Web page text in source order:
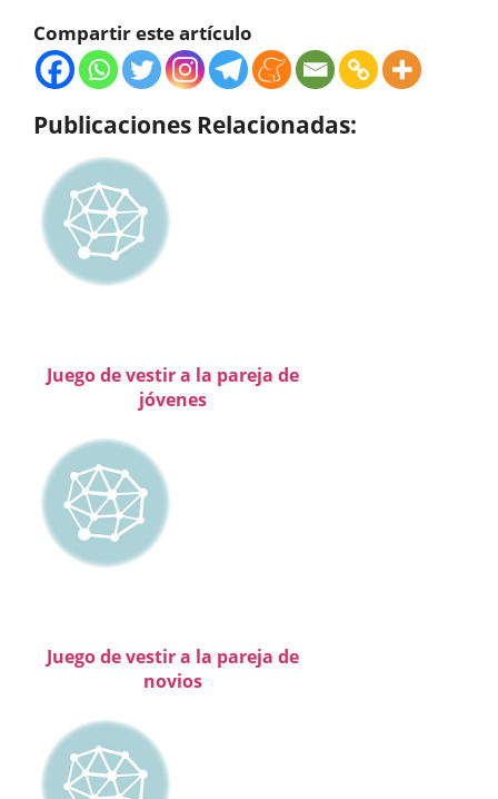
Compartir este artículo
Publicaciones Relacionadas:
Juego de vestir a la pareja de
jóvenes
Juego de vestir a la pareja de
novios